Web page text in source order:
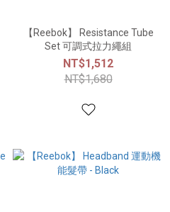
【Reebok】 Resistance Tube
Set 可調式拉力繩組
NT$1,512
NT$1,680